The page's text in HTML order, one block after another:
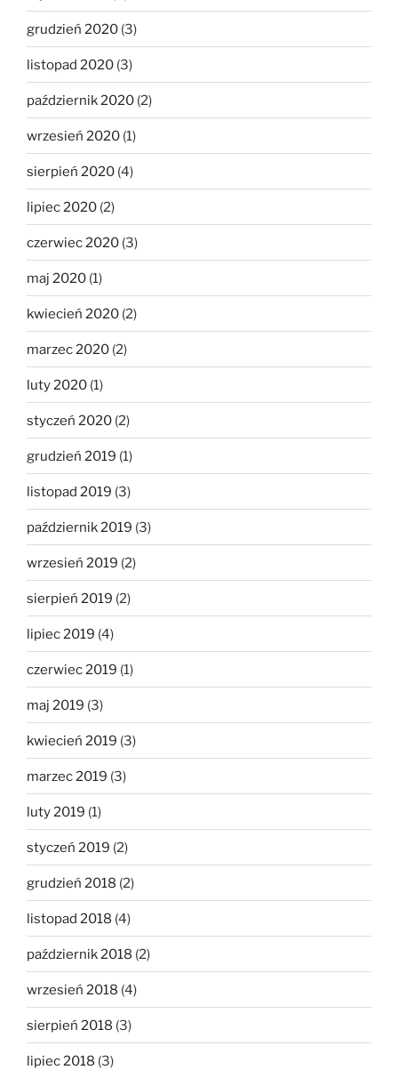
grudzień 2020 (3)
listopad 2020 (3)
październik 2020 (2)
wrzesień 2020 (1)
sierpień 2020 (4)
lipiec 2020 (2)
czerwiec 2020 (3)
maj 2020 (1)
kwiecień 2020 (2)
marzec 2020 (2)
luty 2020 (1)
styczeń 2020 (2)
grudzień 2019 (1)
listopad 2019 (3)
październik 2019 (3)
wrzesień 2019 (2)
sierpień 2019 (2)
lipiec 2019 (4)
czerwiec 2019 (1)
maj 2019 (3)
kwiecień 2019 (3)
marzec 2019 (3)
luty 2019 (1)
styczeń 2019 (2)
grudzień 2018 (2)
listopad 2018 (4)
październik 2018 (2)
wrzesień 2018 (4)
sierpień 2018 (3)
lipiec 2018 (3)